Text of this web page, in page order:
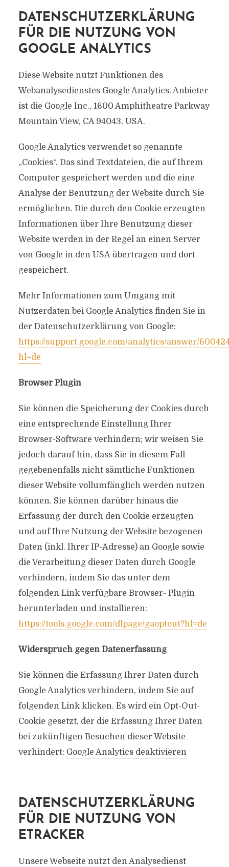
DATENSCHUTZERKLÄRUNG
FÜR DIE NUTZUNG VON
GOOGLE ANALYTICS
Diese Website nutzt Funktionen des
Webanalysedienstes Google Analytics. Anbieter
ist die Google Inc., 1600 Amphitheatre Parkway
Mountain View, CA 94043, USA.
Google Analytics verwendet so genannte
„Cookies“. Das sind Textdateien, die auf Ihrem
Computer gespeichert werden und die eine
Analyse der Benutzung der Website durch Sie
ermöglichen. Die durch den Cookie erzeugten
Informationen über Ihre Benutzung dieser
Website werden in der Regel an einen Server
von Google in den USA übertragen und dort
gespeichert.
Mehr Informationen zum Umgang mit
Nutzerdaten bei Google Analytics finden Sie in
der Datenschutzerklärung von Google:
https://support.google.com/analytics/answer/
hl=de
Browser Plugin
Sie können die Speicherung der Cookies durch
eine entsprechende Einstellung Ihrer
Browser-Software verhindern; wir weisen Sie
jedoch darauf hin, dass Sie in diesem Fall
gegebenenfalls nicht sämtliche Funktionen
dieser Website vollumfänglich werden nutzen
können. Sie können darüber hinaus die
Erfassung der durch den Cookie erzeugten
und auf Ihre Nutzung der Website bezogenen
Daten (inkl. Ihrer IP-Adresse) an Google sowie
die Verarbeitung dieser Daten durch Google
verhindern, indem Sie das unter dem
folgenden Link verfügbare Browser- Plugin
herunterladen und installieren:
https://tools.google.com/dlpage/gaoptout?hl=de
Widerspruch gegen Datenerfassung
Sie können die Erfassung Ihrer Daten durch
Google Analytics verhindern, indem Sie auf
folgenden Link klicken. Es wird ein Opt-Out-
Cookie gesetzt, der die Erfassung Ihrer Daten
bei zukünftigen Besuchen dieser Website
verhindert: Google Analytics deaktivieren
DATENSCHUTZERKLÄRUNG
FÜR DIE NUTZUNG VON
ETRACKER
Unsere Webseite nutzt den Analysedienst